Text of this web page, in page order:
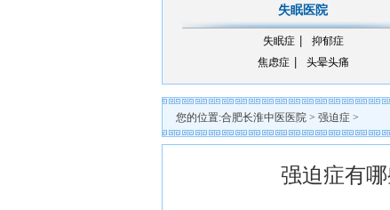
失眠医院
失眠症
抑郁症
焦虑症
头晕头痛
您的位置:合肥长淮中医医院 > 强迫症 >
强迫症有